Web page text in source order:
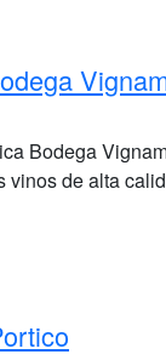
Bodega
vinos de alta